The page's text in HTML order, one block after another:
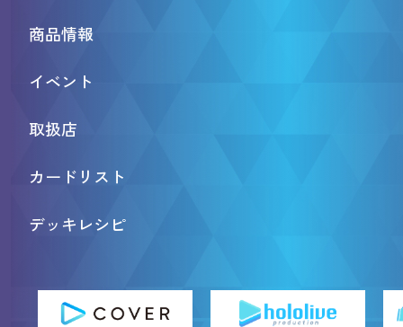
商品情報
イベント
取扱店
カードリスト
デッキレシピ